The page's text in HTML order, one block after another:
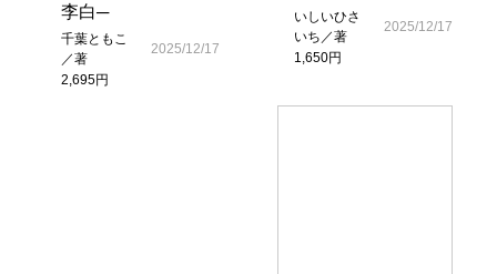
李白─
千葉ともこ
／著
2,695円
2025/12/17
いしいひさ
いち／著
1,650円
2025/12/17